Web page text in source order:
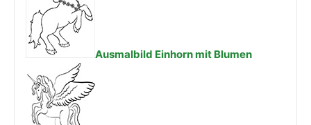
Ausmalbild Einhorn mit Blumen